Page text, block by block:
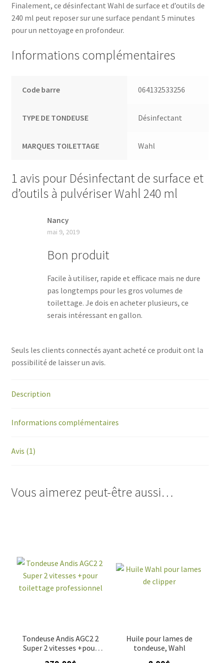
Finalement, ce désinfectant Wahl de surface et d’outils de
240 ml peut reposer sur une surface pendant 5 minutes
pour un nettoyage en profondeur.
Informations complémentaires
Code barre 064132533256
TYPE DE TONDEUSE Désinfectant
MARQUES TOILETTAGE Wahl
1 avis pour Désinfectant de surface et
d’outils à pulvériser Wahl 240 ml
Nancy
mai 9, 2019
Bon produit
Facile à utiliser, rapide et efficace mais ne dure
pas longtemps pour les gros volumes de
toilettage. Je dois en acheter plusieurs, ce
serais intéressant en gallon.
Seuls les clients connectés ayant acheté ce produit ont la
possibilité de laisser un avis.
Description
Informations complémentaires
Avis (1)
Vous aimerez peut-être aussi…
Tondeuse Andis AGC2 2
Super 2 vitesses +pour
Huile pour lames de
tondeuse, Wahl